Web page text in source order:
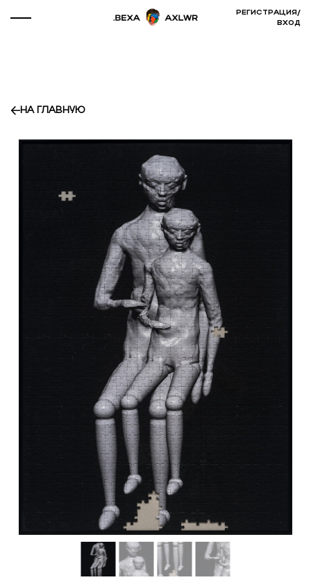
РЕГИСТРАЦИЯ /
ВХОД
НА ГЛАВНУЮ